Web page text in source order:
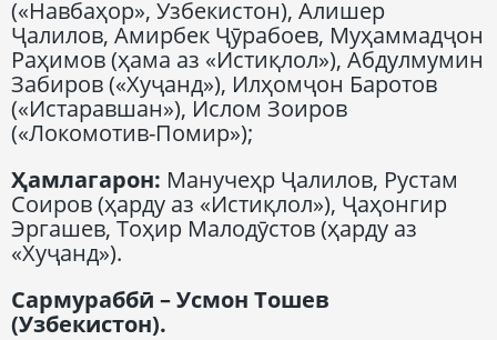
(«Навбаҳор», Узбекистон), Алишер
Ҷалилов, Амирбек Ҷӯрабоев, Муҳаммадҷон
Раҳимов (ҳама аз «Истиқлол»), Абдулмумин
Забиров («Хуҷанд»), Илҳомҷон Баротов
(«Истаравшан»), Ислом Зоиров
(«Локомотив-Помир»);
Ҳамлагарон: Манучеҳр Ҷалилов, Рустам
Соиров (ҳарду аз «Истиқлол»), Ҷаҳонгир
Эргашев, Тоҳир Малодӯстов (ҳарду аз
«Хуҷанд»).
Сармураббӣ – Усмон Тошев
(Узбекистон).